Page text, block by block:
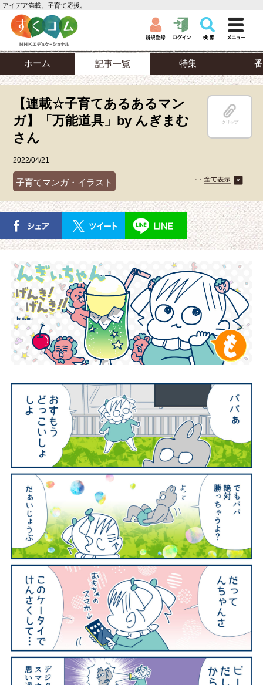
アイデア満載、子育て応援。
ホーム 記事一覧 特集
【連載☆子育てあるあるマン
ガ】「万能道具」by んぎまむ
さん
クリップ
2022/04/21
子育てマンガ・イラスト